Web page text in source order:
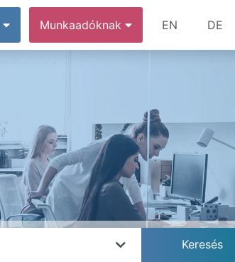
Munkaadóknak EN DE